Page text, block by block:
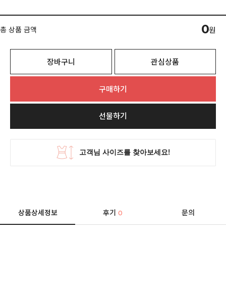
총 상품 금액 0원
장바구니 관심상품
구매하기
선물하기
상품상세정보 후기0 문의